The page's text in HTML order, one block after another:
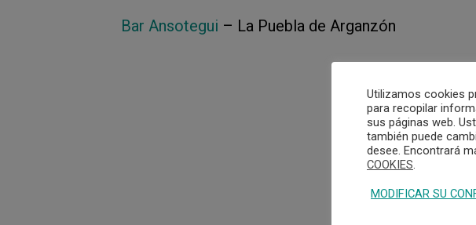
Bar Ansotegui – La Puebla de Arganzón
Utilizamos cookies
para recopilar
sus páginas web.
también puede
desee. Encontrará
COOKIES
MODIFICAR SU